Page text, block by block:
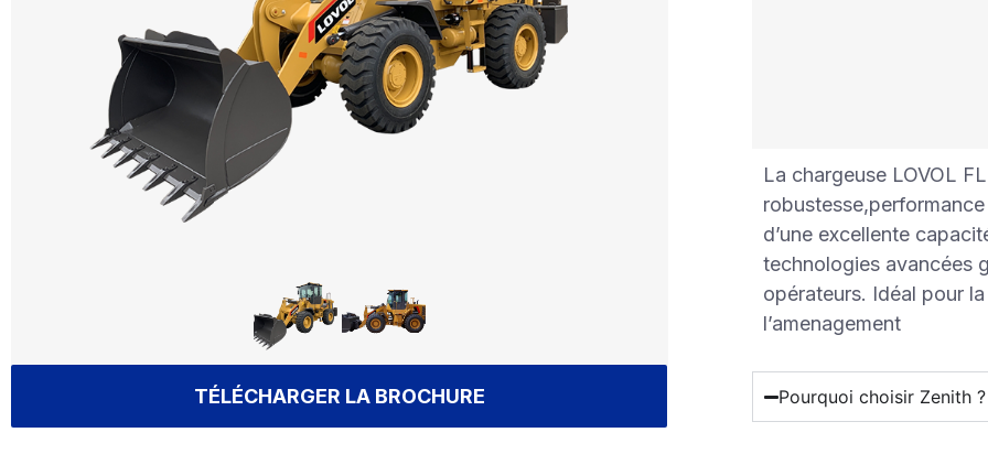
TÉLÉCHARGER LA BROCHURE
La chargeuse LOVOL
d’une excellente
technologies avancées
opérateurs. Idéal pour
l’amenagement
Pourquoi choisir Zenith ?